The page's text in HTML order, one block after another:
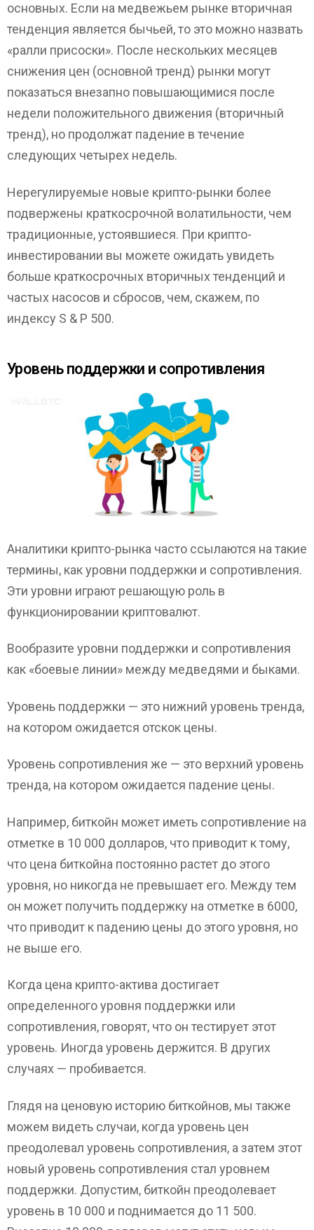
основных. Если на медвежьем рынке вторичная
тенденция является бычьей, то это можно назвать
«ралли присоски». После нескольких месяцев
снижения цен (основной тренд) рынки могут
показаться внезапно повышающимися после
недели положительного движения (вторичный
тренд), но продолжат падение в течение
следующих четырех недель.
Нерегулируемые новые крипто-рынки более
подвержены краткосрочной волатильности, чем
традиционные, устоявшиеся. При крипто-
инвестировании вы можете ожидать увидеть
больше краткосрочных вторичных тенденций и
частых насосов и сбросов, чем, скажем, по
индексу S & P 500.
Уровень поддержки и сопротивления
Аналитики крипто-рынка часто ссылаются на такие
термины, как уровни поддержки и сопротивления.
Эти уровни играют решающую роль в
функционировании криптовалют.
Вообразите уровни поддержки и сопротивления
как «боевые линии» между медведями и быками.
Уровень поддержки — это нижний уровень тренда,
на котором ожидается отскок цены.
Уровень сопротивления же — это верхний уровень
тренда, на котором ожидается падение цены.
Например, биткойн может иметь сопротивление на
отметке в 10 000 долларов, что приводит к тому,
что цена биткойна постоянно растет до этого
уровня, но никогда не превышает его. Между тем
он может получить поддержку на отметке в 6000,
что приводит к падению цены до этого уровня, но
не выше его.
Когда цена крипто-актива достигает
определенного уровня поддержки или
сопротивления, говорят, что он тестирует этот
уровень. Иногда уровень держится. В других
случаях — пробивается.
Глядя на ценовую историю биткойнов, мы также
можем видеть случаи, когда уровень цен
преодолевал уровень сопротивления, а затем этот
новый уровень сопротивления стал уровнем
поддержки. Допустим, биткойн преодолевает
уровень в 10 000 и поднимается до 11 500.